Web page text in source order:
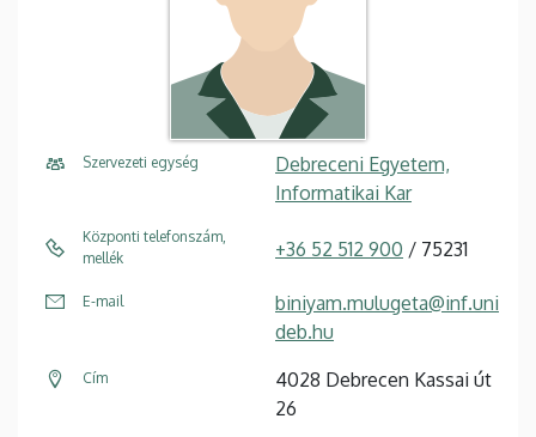
Szervezeti egység
Debreceni Egyetem,
Informatikai Kar
Központi telefonszám,
mellék
+36 52 512 900 / 75231
E-mail
biniyam.mulugeta@inf.uni
deb.hu
Cím
4028 Debrecen Kassai út
26